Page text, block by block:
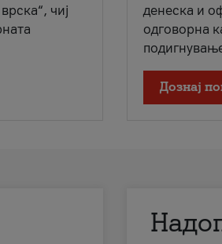
чиј
денеска и
одговорна
Дознај